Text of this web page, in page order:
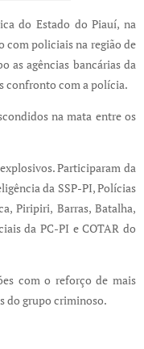
do Estado do Piauí, na
com policiais na região de
as agências bancárias da
confronto com a polícia.
na mata entre os
Participaram da
da SSP-PI, Polícias
Piripiri, Barras, Batalha,
da PC-PI e COTAR do
com o reforço de mais
do grupo criminoso.